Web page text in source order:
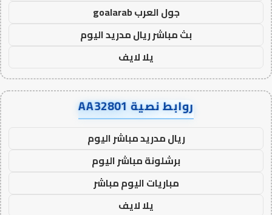
جول العرب goalarab
بث مباشر ريال مدريد اليوم
يلا لايف
روابط نصية AA32801
ريال مدريد مباشر اليوم
برشلونة مباشر اليوم
مباريات اليوم مباشر
يلا لايف